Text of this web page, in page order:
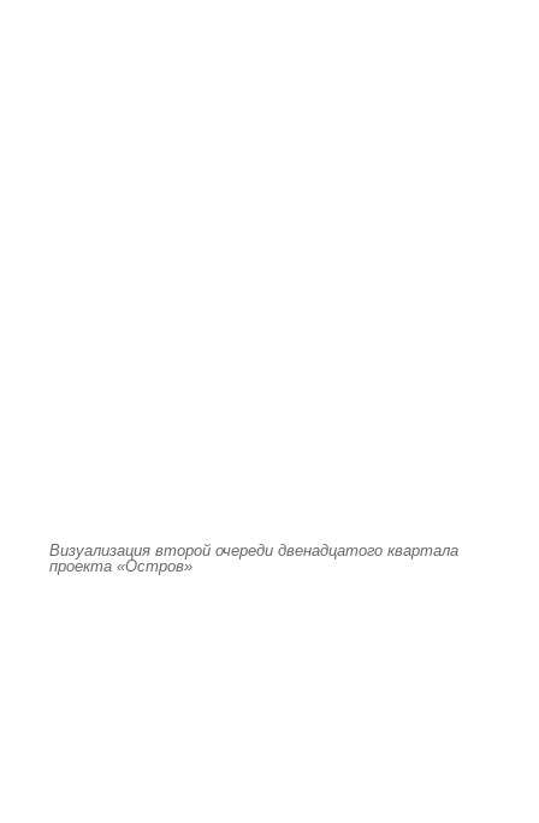
Визуализация второй очереди двенадцатого квартала
проекта «Остров»